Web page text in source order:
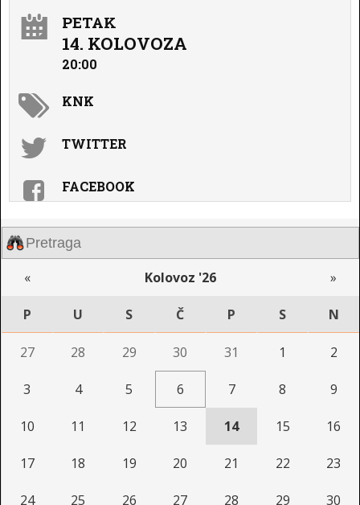
PETAK
14. KOLOVOZA
20:00
KNK
TWITTER
FACEBOOK
« Kolovoz '26 »
P U S Č P S N
27 28 29 30 31 1 2
3 4 5 6 7 8 9
10 11 12 13 14 15 16
17 18 19 20 21 22 23
24 25 26 27 28 29 30